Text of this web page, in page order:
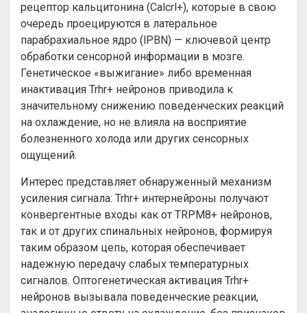
рецептор кальцитонина (Calcrl+), которые в свою
очередь проецируются в латеральное
парабрахиальное ядро (lPBN) — ключевой центр
обработки сенсорной информации в мозге.
Генетическое «выжигание» либо временная
инактивация Trhr+ нейронов приводила к
значительному снижению поведенческих реакций
на охлаждение, но не влияла на восприятие
болезненного холода или других сенсорных
ощущений.
Интерес представляет обнаруженный механизм
усиления сигнала: Trhr+ интернейроны получают
конвергентные входы как от TRPM8+ нейронов,
так и от других спинальных нейронов, формируя
таким образом цепь, которая обеспечивает
надежную передачу слабых температурных
сигналов. Оптогенетическая активация Trhr+
нейронов вызывала поведенческие реакции,